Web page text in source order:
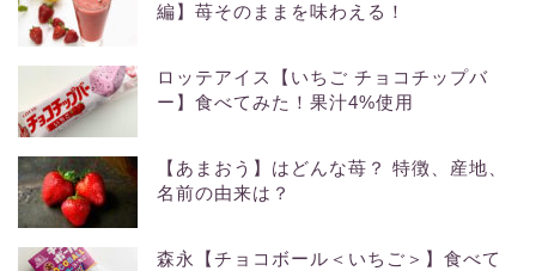
編】苺そのままを味わえる！
ロッテアイス【いちご チョコチップバ
ー】食べてみた！果汁4%使用
【あまおう】はどんな苺？ 特徴、産地、
名前の由来は？
森永【チョコボール＜いちご＞】食べて